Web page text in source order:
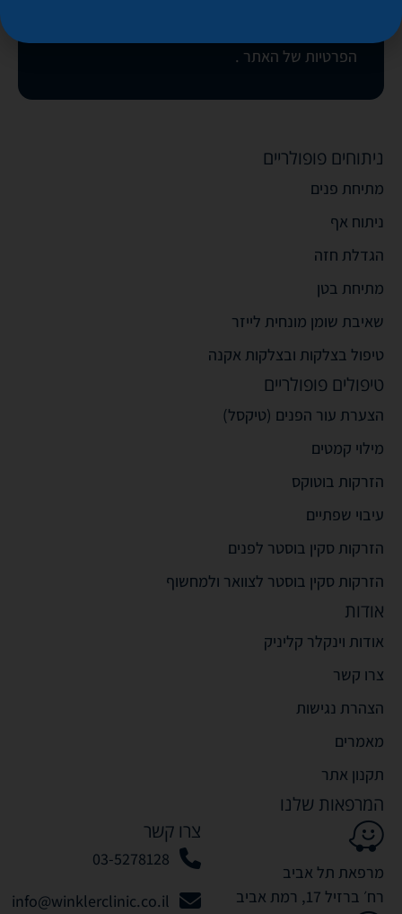
הפרטיות של האתר .
ניתוחים פופולריים
מתיחת פנים
ניתוח אף
הגדלת חזה
מתיחת בטן
שאיבת שומן מונחית לייזר
טיפול בצלקות ובצלקות אקנה
טיפולים פופולריים
הצערת עור הפנים (טיקסל)
מילוי קמטים
הזרקות בוטוקס
עיבוי שפתיים
הזרקות סקין בוסטר לפנים
הזרקות סקין בוסטר לצוואר ולמחשוף
אודות
אודות וינקלר קליניק
צרו קשר
הצהרת נגישות
מאמרים
תקנון אתר
המרפאות שלנו
מרפאת תל אביב
רח׳ ברזיל 17, רמת אביב
צרו קשר
03-5278128
info@winklerclinic.co.il